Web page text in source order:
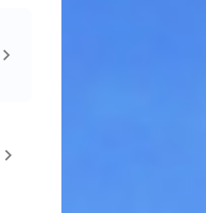
keyboard_arrow_right